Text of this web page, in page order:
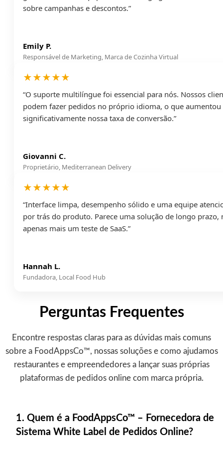
sobre campanhas e descontos.”
Emily P.
Responsável de Marketing, Marca de Cozinha Virtual
★★★★★
“O suporte multilíngue foi essencial para nós. Nossos
podem fazer pedidos no próprio idioma, o que aumentou
significativamente nossa taxa de conversão.”
Giovanni C.
Proprietário, Mediterranean Delivery
★★★★★
“Interface limpa, desempenho sólido e uma equipe
por trás do produto. Parece uma solução de longo prazo,
apenas mais um teste de SaaS.”
Hannah L.
Fundadora, Local Food Hub
Perguntas Frequentes
Encontre respostas claras para as dúvidas mais comuns
sobre a FoodAppsCo™, nossas soluções e como ajudamos
restaurantes e empreendedores a lançar suas próprias
plataformas de pedidos online com marca própria.
1. Quem é a FoodAppsCo™ – Fornecedora de
Sistema White Label de Pedidos Online?